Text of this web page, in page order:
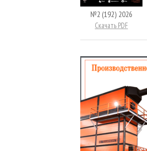
№2 (192) 2026
Скачать PDF